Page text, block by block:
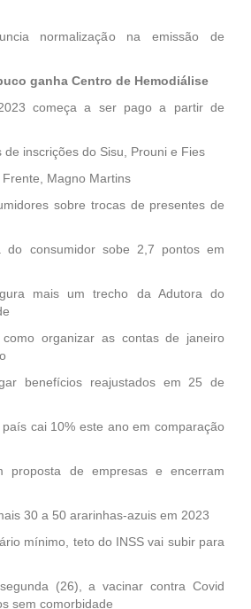
normalização na emissão de
ganha Centro de Hemodiálise
começa a ser pago a partir de
de inscrições do Sisu, Prouni e Fies
Magno Martins
sobre trocas de presentes de
do consumidor sobe 2,7 pontos em
mais um trecho da Adutora do
organizar as contas de janeiro
benefícios reajustados em 25 de
cai 10% este ano em comparação
proposta de empresas e encerram
30 a 50 ararinhas-azuis em 2023
mínimo, teto do INSS vai subir para
(26), a vacinar contra Covid
sem comorbidade